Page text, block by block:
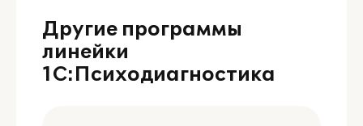
Другие программы
линейки
1С:Психодиагностика